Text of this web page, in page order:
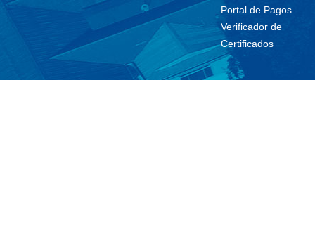
Portal de Pagos
Verificador de
Certificados